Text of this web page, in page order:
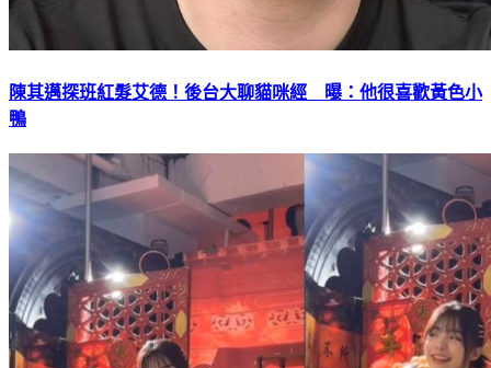
陳其邁探班紅髮艾德！後台大聊貓咪經 曝：他很喜歡黃色小
鴨